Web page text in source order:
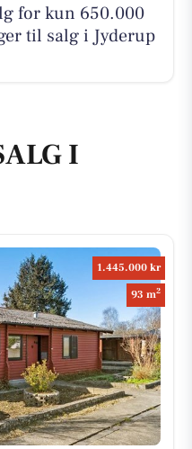
for kun 650.000
til salg i Jyderup
I
1.445.000 kr
93 m2